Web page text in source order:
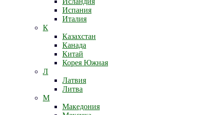
Испания
Италия
К
Казахстан
Канада
Китай
Корея Южная
Л
Латвия
Литва
М
Македония